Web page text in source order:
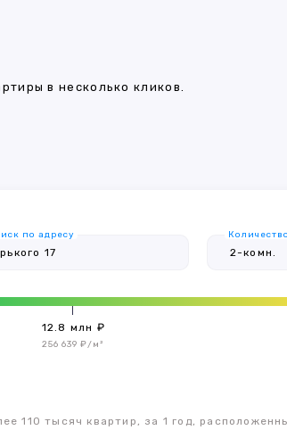
в несколько кликов.
по адресу
12.8 млн ₽
256 639 ₽/м²
110 тысяч квартир, за 1 год,